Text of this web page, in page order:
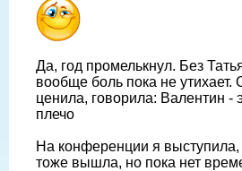
Да, год промелькнул. Без
вообще боль пока не утихает.
ценила, говорила: Валентин -
плечо
На конференции я выступила,
тоже вышла, но пока нет